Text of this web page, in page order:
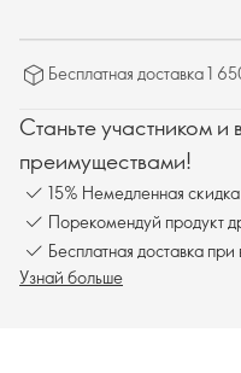
Бесплатная доставка 1
Станьте участником и
преимуществами!
15% Немедленная скидка
Порекомендуй продукт
Бесплатная доставка
Узнай больше